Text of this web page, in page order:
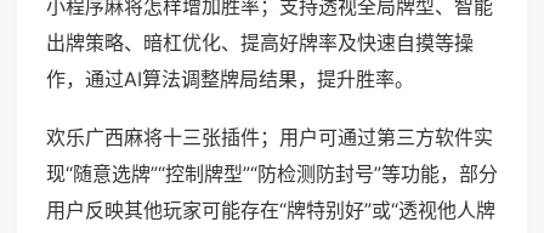
小程序麻将怎样增加胜率；支持透视全局牌型、智能
出牌策略、暗杠优化、提高好牌率及快速自摸等操
作，通过AI算法调整牌局结果，提升胜率。
欢乐广西麻将十三张插件；用户可通过第三方软件实
现“随意选牌”“控制牌型”“防检测防封号”等功能，部分
用户反映其他玩家可能存在“牌特别好”或“透视他人牌